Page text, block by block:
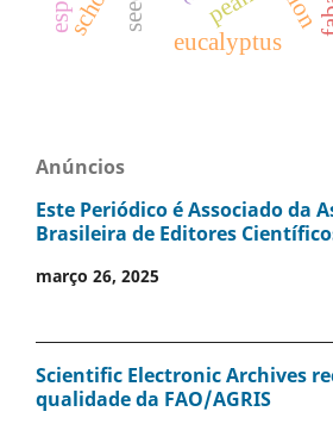
seed
eucalyptus
Anúncios
Este Periódico é Associado da
Brasileira de Editores
março 26, 2025
Scientific Electronic Archives
qualidade da FAO/AGRIS